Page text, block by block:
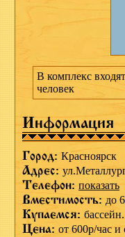
В комплекс
человек
Информация
Город: Красноярск
Адрес:
Телефон: показать
Вместимость: до
Купаемся: бассейн.
Цена: от 600р/час и